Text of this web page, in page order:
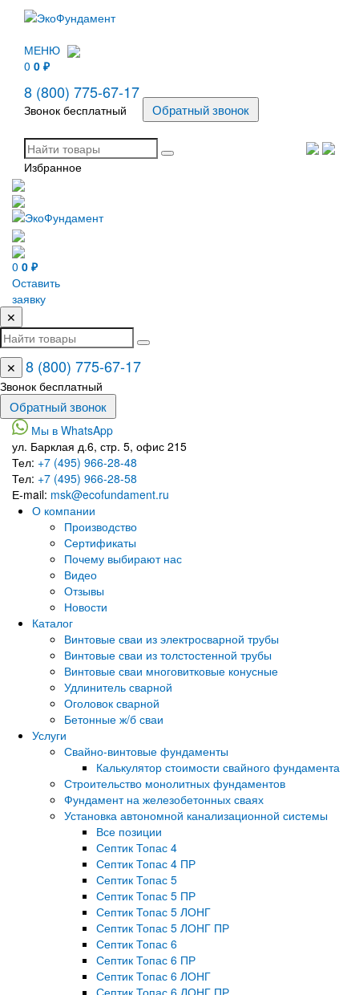
МЕНЮ
0 0 ₽
8 (800) 775-67-17
Звонок бесплатный
Избранное
0 0 ₽
Оставить
заявку
✕
✕ 8 (800) 775-67-17
Звонок бесплатный
Мы в WhatsApp
ул. Барклая д.6, стр. 5, офис 215
Тел: +7 (495) 966-28-48
Тел: +7 (495) 966-28-58
Е-mail: msk@ecofundament.ru
О компании
Производство
Сертификаты
Почему выбирают нас
Видео
Отзывы
Новости
Каталог
Винтовые сваи из электросварной трубы
Винтовые сваи из толстостенной трубы
Винтовые сваи многовитковые конусные
Удлинитель сварной
Оголовок сварной
Бетонные ж/б сваи
Услуги
Свайно-винтовые фундаменты
Калькулятор стоимости свайного фундамента
Строительство монолитных фундаментов
Фундамент на железобетонных сваях
Установка автономной канализационной системы
Все позиции
Септик Топас 4
Септик Топас 4 ПР
Септик Топас 5
Септик Топас 5 ПР
Септик Топас 5 ЛОНГ
Септик Топас 5 ЛОНГ ПР
Септик Топас 6
Септик Топас 6 ПР
Септик Топас 6 ЛОНГ
Септик Топас 6 ЛОНГ ПР